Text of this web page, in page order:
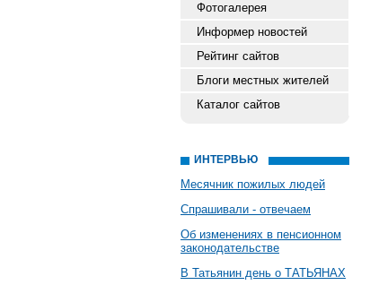
Фотогалерея
Информер новостей
Рейтинг сайтов
Блоги местных жителей
Каталог сайтов
ИНТЕРВЬЮ
Месячник пожилых людей
Спрашивали - отвечаем
Об изменениях в пенсионном
законодательстве
В Татьянин день о ТАТЬЯНАХ